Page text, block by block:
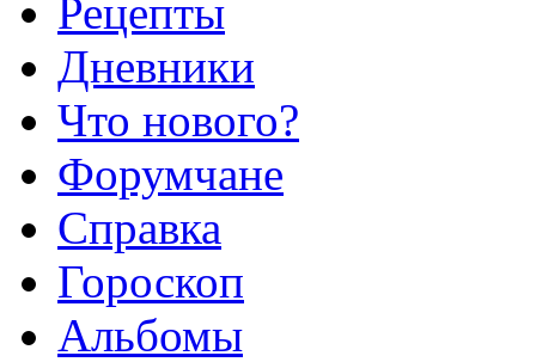
Рецепты
Дневники
Что нового?
Форумчане
Справка
Гороскоп
Альбомы